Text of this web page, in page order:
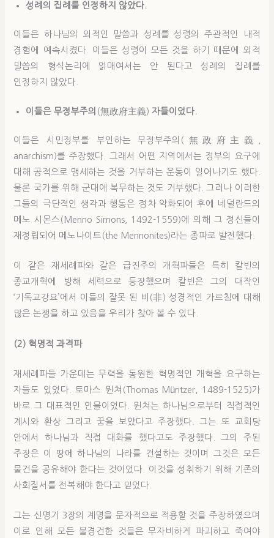
성례의 집례를 인정하지 않았다.
이들은 하나님의 외적인 말씀과 성례를 성령의 주관적인 내적
경험에 예속시켰다. 이들은 성령이 모든 것을 하기 때문에 외적
말씀의 형식논리에 얽매여서는 안 된다고 성례의 집례를
인정하지 않았다.
이들은 무정부주의 (無政府主義)자들이었다.
이들은 시민정부를 부인하는 무정부주의(無政府主義,
anarchism)를 주장했다. 그래서 어떤 지역에서는 정부의 요구에
대해 공적으로 맹세하는 것을 거부하는 운동이 일어나기도 했다.
물론 국가를 위해 군대에 복무하는 것도 거부했다. 그러나 이러한
그들의 극단적인 생각과 행동은 점차 약화되어 후에 네덜란드의
메노 시몬스(Menno Simons, 1492-1559)에 의해 그 정신들이
재정립되어 메노나이트(the Mennonites)라는 종파로 발전했다.
이 같은 재세례파와 같은 급진주의 개혁파들은 특히 칼빈의
종교개혁에 방해 세력으로 등장했으며 칼빈은 그의 대작인
‘기독교강요’에서 이들의 잘못 된 비(非) 성경적인 가르침에 대해
많은 논쟁을 하고 있음을 우리가 찾아 볼 수 있다.
(2) 혁명적 과격파
재세례파들 가운데는 무력을 동원한 혁명적인 개혁을 요구하는
자들도 있었다. 토마스 뮌쳐(Thomas Müntzer, 1489-1525)가
바로 그 대표적인 인물이었다. 뮌쳐는 하나님으로부터 직접적인
계시와 환상 그리고 꿈을 보았다고 주장했다. 그는 또 교회당
안에서 하나님과 직접 대화를 했다고도 주장했다. 그의 주된
주장은 이 땅에 하나님의 나라를 건설하는 것이며 그것은 모든
물건을 공유해야 한다는 것이었다. 이것을 성취하기 위해 기존의
사회질서를 전복해야 한다고 믿었다.
그는 신명기 3장의 계명을 문자적으로 적용할 것을 주장하였으며
이로 인해 모든 불경건한 것들은 무자비하게 파괴하고 죽여야